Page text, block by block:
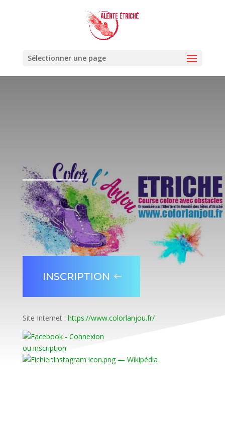
Sélectionner une page
INSCRIPTION
Site Internet : https://www.colorlanjou.fr/